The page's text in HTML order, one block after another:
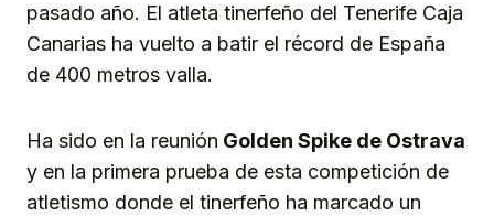
pasado año. El atleta tinerfeño del Tenerife Caja
Canarias ha vuelto a batir el récord de España
de 400 metros valla.
Ha sido en la reunión Golden Spike de Ostrava
y en la primera prueba de esta competición de
atletismo donde el tinerfeño ha marcado un